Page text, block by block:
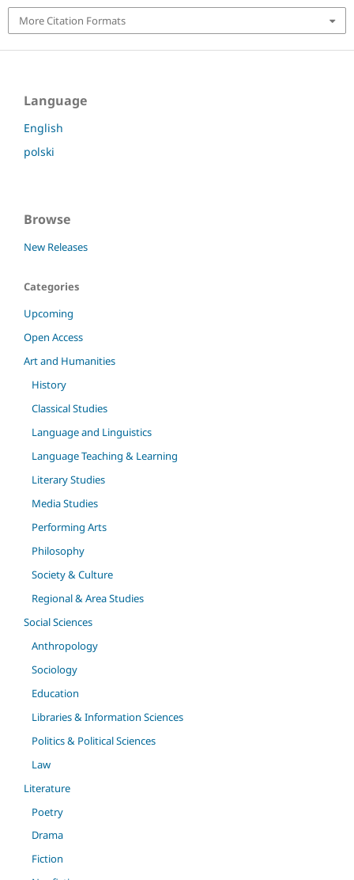
More Citation Formats
Language
English
polski
Browse
New Releases
Categories
Upcoming
Open Access
Art and Humanities
History
Classical Studies
Language and Linguistics
Language Teaching & Learning
Literary Studies
Media Studies
Performing Arts
Philosophy
Society & Culture
Regional & Area Studies
Social Sciences
Anthropology
Sociology
Education
Libraries & Information Sciences
Politics & Political Sciences
Law
Literature
Poetry
Drama
Fiction